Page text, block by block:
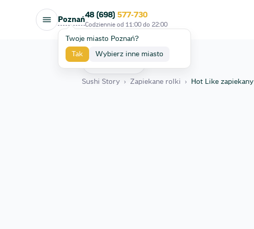
Poznań
Twoje miasto Poznań?
Tak Wybierz inne miasto
48 (698) 577-730
Codziennie od 11:00 do 22:00
Sushi Story › Zapiekane rolki › Hot Like zapiekany